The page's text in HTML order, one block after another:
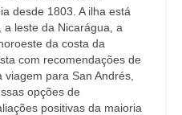
desde 1803. A ilha está
leste da Nicarágua, a
da costa da
com recomendações de
para San Andrés,
opções de
positivas da maioria